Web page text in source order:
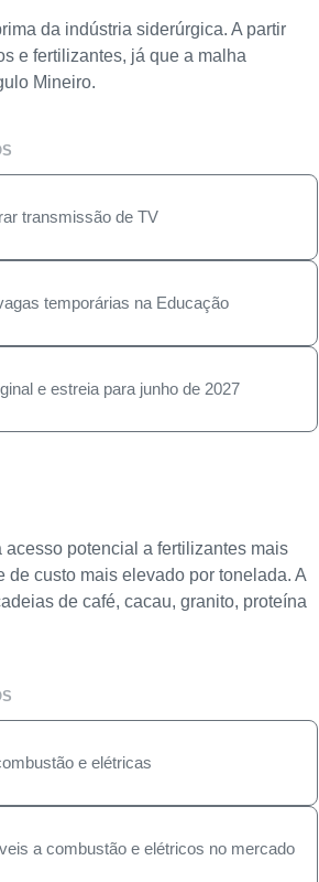
da indústria siderúrgica. A partir
e fertilizantes, já que a malha
Mineiro.
transmissão de TV
temporárias na Educação
e estreia para junho de 2027
potencial a fertilizantes mais
de custo mais elevado por tonelada. A
de café, cacau, granito, proteína
e elétricas
a combustão e elétricos no mercado